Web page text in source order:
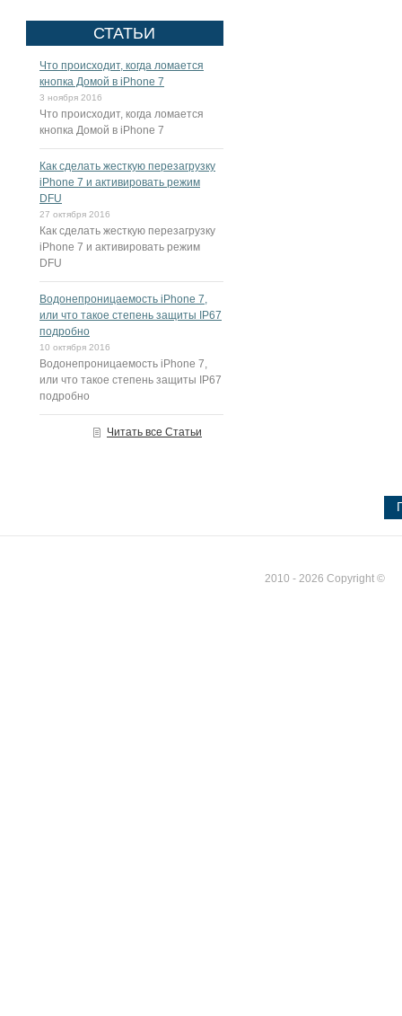
СТАТЬИ
Что происходит, когда ломается
кнопка Домой в iPhone 7
3 ноября 2016
Что происходит, когда ломается
кнопка Домой в iPhone 7
Как сделать жесткую перезагрузку
iPhone 7 и активировать режим
DFU
27 октября 2016
Как сделать жесткую перезагрузку
iPhone 7 и активировать режим
DFU
Водонепроницаемость iPhone 7,
или что такое степень защиты IP67
подробно
10 октября 2016
Водонепроницаемость iPhone 7,
или что такое степень защиты IP67
подробно
Читать все Статьи
2010 - 2026 Copyright ©